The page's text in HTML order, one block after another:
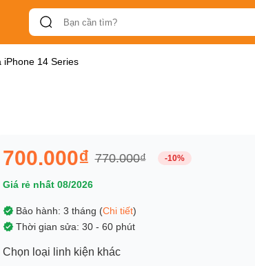
iPhone 14 Series
700.000₫ 770.000₫ -10%
Giá rẻ nhất 08/2026
Bảo hành: 3 tháng (Chi tiết)
Thời gian sửa: 30 - 60 phút
Chọn loại linh kiện khác